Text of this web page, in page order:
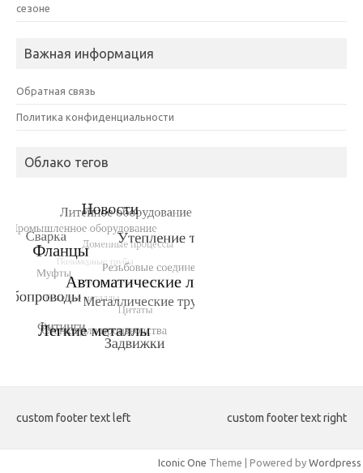
сезоне
Важная информация
Обратная связь
Политика конфиденциальности
Облако тегов
custom footer text left custom footer text right
Iconic One Theme | Powered by Wordpress